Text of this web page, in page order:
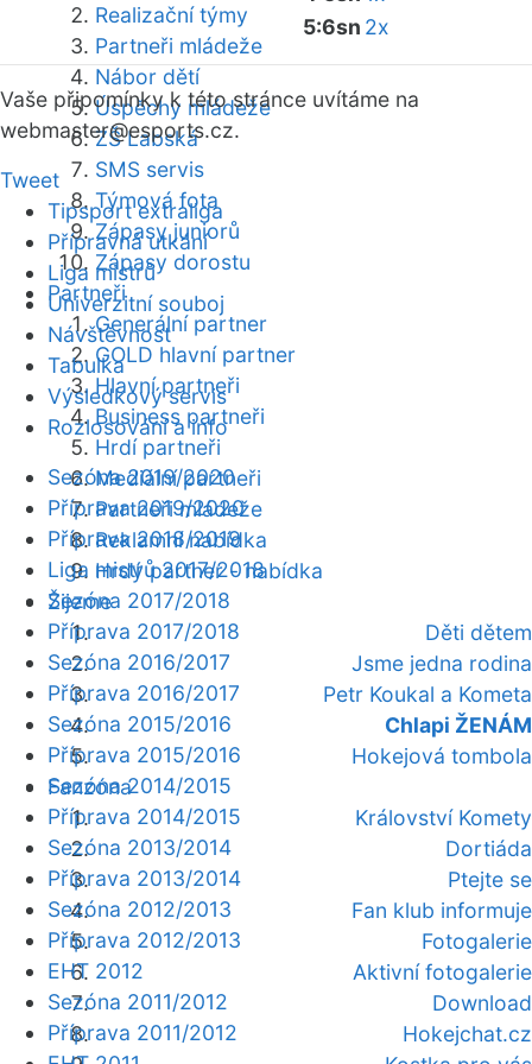
Realizační týmy
Partneři mládeže
Nábor dětí
Úspěchy mládeže
ZŠ Labská
SMS servis
Týmová fota
Zápasy juniorů
Zápasy dorostu
Partneři
Generální partner
GOLD hlavní partner
Hlavní partneři
Business partneři
Hrdí partneři
Mediální partneři
Partneři mládeže
Reklamní nabídka
Hrdý partner - nabídka
Žijeme
Děti dětem
Jsme jedna rodina
Petr Koukal a Kometa
Chlapi ŽENÁM
Hokejová tombola
Fanzóna
Království Komety
Dortiáda
Ptejte se
Fan klub informuje
Fotogalerie
Aktivní fotogalerie
Download
Hokejchat.cz
5:6sn 2x
Vaše připomínky k této stránce uvítáme na
webmaster@esports.cz.
Tweet
Tipsport extraliga
Přípravná utkání
Liga mistrů
Univerzitní souboj
Návštěvnost
Tabulka
Výsledkový servis
Rozlosování a info
Sezóna 2019/2020
Příprava 2019/2020
Příprava 2018/2019
Liga mistrů 2017/2018
Sezóna 2017/2018
Příprava 2017/2018
Sezóna 2016/2017
Příprava 2016/2017
Sezóna 2015/2016
Příprava 2015/2016
Sezóna 2014/2015
Příprava 2014/2015
Sezóna 2013/2014
Příprava 2013/2014
Sezóna 2012/2013
Příprava 2012/2013
EHT 2012
Sezóna 2011/2012
Příprava 2011/2012